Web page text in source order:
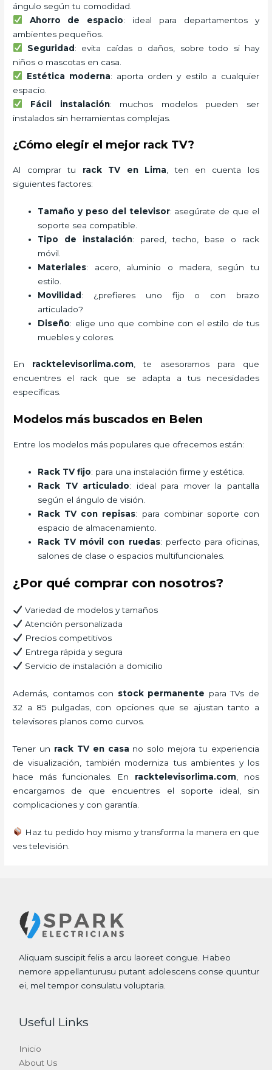
ángulo según tu comodidad.
Ahorro de espacio: ideal para departamentos y
ambientes pequeños.
Seguridad: evita caídas o daños, sobre todo si hay
niños o mascotas en casa.
Estética moderna: aporta orden y estilo a cualquier
espacio.
Fácil instalación: muchos modelos pueden ser
instalados sin herramientas complejas.
¿Cómo elegir el mejor rack TV?
Al comprar tu rack TV en Lima, ten en cuenta los
siguientes factores:
Tamaño y peso del televisor: asegúrate de que el
soporte sea compatible.
Tipo de instalación: pared, techo, base o rack
móvil.
Materiales: acero, aluminio o madera, según tu
estilo.
Movilidad : ¿prefieres uno fijo o con brazo
articulado?
Diseño: elige uno que combine con el estilo de tus
muebles y colores.
En racktelevisorlima.com , te asesoramos para que
encuentres el rack que se adapta a tus necesidades
específicas.
Modelos más buscados en Belen
Entre los modelos más populares que ofrecemos están:
Rack TV fijo: para una instalación firme y estética.
Rack TV articulado: ideal para mover la pantalla
según el ángulo de visión.
Rack TV con repisas: para combinar soporte con
espacio de almacenamiento.
Rack TV móvil con ruedas: perfecto para oficinas,
salones de clase o espacios multifuncionales.
¿Por qué comprar con nosotros?
Variedad de modelos y tamaños
Atención personalizada
Precios competitivos
Entrega rápida y segura
Servicio de instalación a domicilio
Además, contamos con stock permanente para TVs de
32 a 85 pulgadas, con opciones que se ajustan tanto a
televisores planos como curvos.
Tener un rack TV en casa no solo mejora tu experiencia
de visualización, también moderniza tus ambientes y los
hace más funcionales. En racktelevisorlima.com , nos
encargamos de que encuentres el soporte ideal, sin
complicaciones y con garantía.
Haz tu pedido hoy mismo y transforma la manera en que
ves televisión.
Aliquam suscipit felis a arcu laoreet congue. Habeo
nemore appellanturusu putant adolescens conse quuntur
ei, mel tempor consulatu voluptaria.
Useful Links
Inicio
About Us